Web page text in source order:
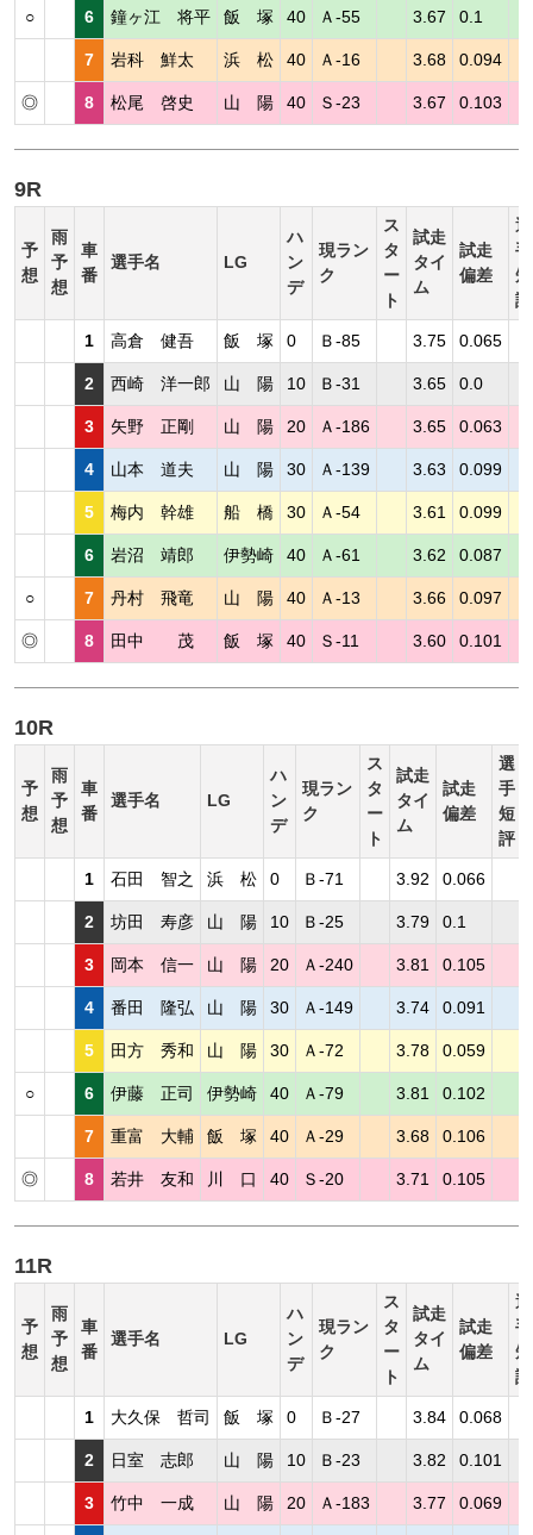
○ 6 鐘ヶ江 将平 飯 塚 40 Ａ-55 3.67 0.1
7 岩科 鮮太 浜 松 40 Ａ-16 3.68 0.094
◎ 8 松尾 啓史 山 陽 40 Ｓ-23 3.67 0.103
9R
予
想
雨
予
想
車
番
選手名 LG
ハ
ン
デ
現ラン
ク
ス
タ
ー
ト
試走
タイ
ム
試走
偏差
選
手
短
評
1 高倉 健吾 飯 塚 0 Ｂ-85 3.75 0.065
2 西崎 洋一郎 山 陽 10 Ｂ-31 3.65 0.0
3 矢野 正剛 山 陽 20 Ａ-186 3.65 0.063
4 山本 道夫 山 陽 30 Ａ-139 3.63 0.099
5 梅内 幹雄 船 橋 30 Ａ-54 3.61 0.099
6 岩沼 靖郎 伊勢崎 40 Ａ-61 3.62 0.087
○ 7 丹村 飛竜 山 陽 40 Ａ-13 3.66 0.097
◎ 8 田中 茂 飯 塚 40 Ｓ-11 3.60 0.101
10R
予
想
雨
予
想
車
番
選手名 LG
ハ
ン
デ
現ラン
ク
ス
タ
ー
ト
試走
タイ
ム
試走
偏差
選
手
短
評
1 石田 智之 浜 松 0 Ｂ-71 3.92 0.066
2 坊田 寿彦 山 陽 10 Ｂ-25 3.79 0.1
3 岡本 信一 山 陽 20 Ａ-240 3.81 0.105
4 番田 隆弘 山 陽 30 Ａ-149 3.74 0.091
5 田方 秀和 山 陽 30 Ａ-72 3.78 0.059
○ 6 伊藤 正司 伊勢崎 40 Ａ-79 3.81 0.102
7 重富 大輔 飯 塚 40 Ａ-29 3.68 0.106
◎ 8 若井 友和 川 口 40 Ｓ-20 3.71 0.105
11R
予
想
雨
予
想
車
番
選手名 LG
ハ
ン
デ
現ラン
ク
ス
タ
ー
ト
試走
タイ
ム
試走
偏差
選
手
短
評
1 大久保 哲司 飯 塚 0 Ｂ-27 3.84 0.068
2 日室 志郎 山 陽 10 Ｂ-23 3.82 0.101
3 竹中 一成 山 陽 20 Ａ-183 3.77 0.069